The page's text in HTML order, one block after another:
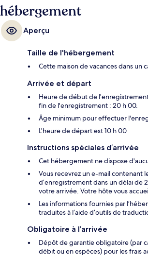
hébergement
Aperçu
Taille de l'hébergement
Cette maison de vacances dans un
Arrivée et départ
Heure de début de
fin de l'enregistrement : 20 h 00.
Âge minimum pour effectuer
L'heure de départ est 10 h 00
Instructions spéciales d’arrivée
Cet hébergement ne dispose
Vous recevrez un e-mail contenant
d’enregistrement dans un délai de
votre arrivée. Votre hôte vous
Les informations fournies par
traduites à l’aide d’outils de
Obligatoire à l’arrivée
Dépôt de garantie obligatoire (par
débit ou en espèces) pour les frais